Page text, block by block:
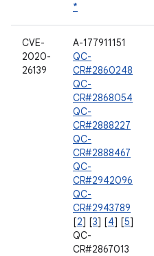
*
CVE-
2020-
26139
A-177911151
QC-
CR#2860248
QC-
CR#2868054
QC-
CR#2888227
QC-
CR#2888467
QC-
CR#2942096
QC-
CR#2943789
[2] [3] [4] [5]
QC-
CR#2867013